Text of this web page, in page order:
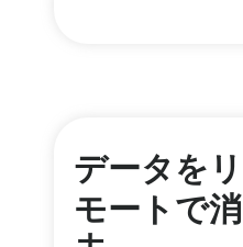
データをリ
モートで消